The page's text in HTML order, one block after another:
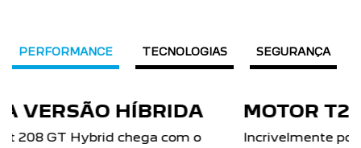
PERFORMANCE TECNOLOGIAS SEGURANÇA
MOTOR T200
Incrivelmente potente! Vá de 0 a 100km/h em